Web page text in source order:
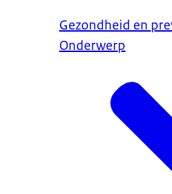
Gezondheid en
Onderwerp